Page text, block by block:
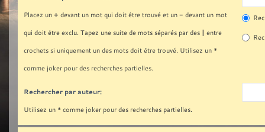
Placez un + devant un mot qui doit être trouvé et un - devant un mot
qui doit être exclu. Tapez une suite de mots séparés par des | entre
crochets si uniquement un des mots doit être trouvé. Utilisez un *
comme joker pour des recherches partielles.
Rechercher par auteur:
Utilisez un * comme joker pour des recherches partielles.